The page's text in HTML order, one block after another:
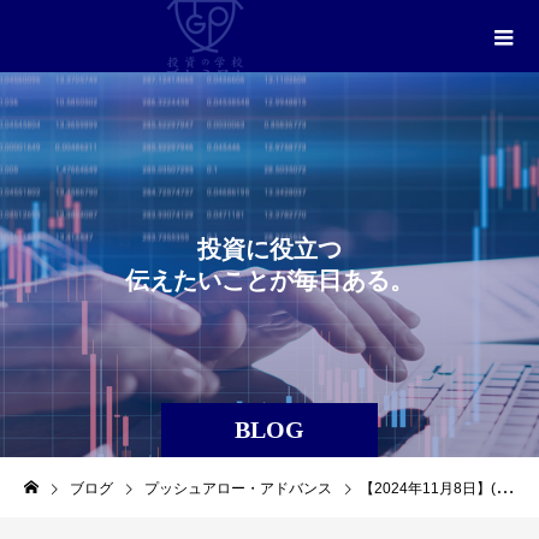
BLOG
投資に役立つ
伝え たいことが毎日ある。
ブログ プッシュアロー・アドバンス 【2024年11月8日】(4901)(富士フイルムホールディングス)を利益確定しました。（プッシュアロー・アドバンス）